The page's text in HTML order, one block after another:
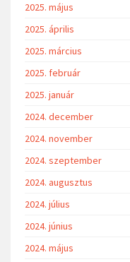
2025. május
2025. április
2025. március
2025. február
2025. január
2024. december
2024. november
2024. szeptember
2024. augusztus
2024. július
2024. június
2024. május